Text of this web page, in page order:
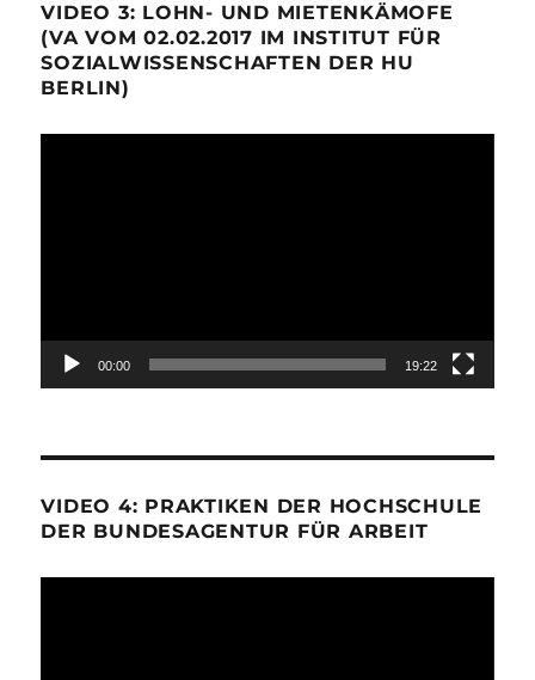
VIDEO 3: LOHN- UND MIETENKÄMOFE
(VA VOM 02.02.2017 IM INSTITUT FÜR
SOZIALWISSENSCHAFTEN DER HU
BERLIN)
00:00 19:22
VIDEO 4: PRAKTIKEN DER HOCHSCHULE
DER BUNDESAGENTUR FÜR ARBEIT